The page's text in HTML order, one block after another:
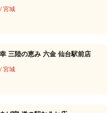
/宮城
三陸の恵み 六金 仙台駅前店
/宮城